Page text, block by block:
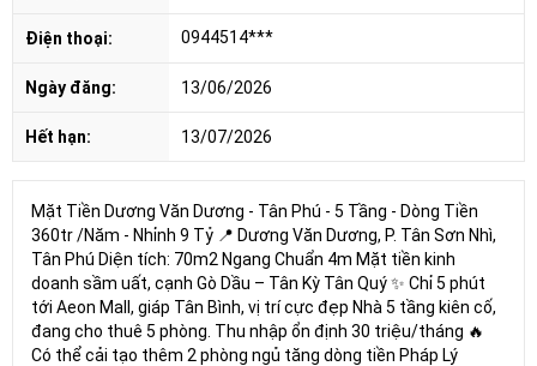
Điện thoại: 0944514***
Ngày đăng: 13/06/2026
Hết hạn: 13/07/2026
Mặt Tiền Dương Văn Dương - Tân Phú - 5 Tầng - Dòng Tiền
360tr /Năm - Nhỉnh 9 Tỷ 📍 Dương Văn Dương, P. Tân Sơn Nhì,
Tân Phú Diện tích: 70m2 Ngang Chuẩn 4m Mặt tiền kinh
doanh sầm uất, cạnh Gò Dầu – Tân Kỳ Tân Quý ✨ Chỉ 5 phút
tới Aeon Mall, giáp Tân Bình, vị trí cực đẹp Nhà 5 tầng kiên cố,
đang cho thuê 5 phòng. Thu nhập ổn định 30 triệu/tháng 🔥
Có thể cải tạo thêm 2 phòng ngủ tăng dòng tiền Pháp Lý